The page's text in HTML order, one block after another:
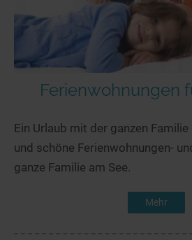
Ferienwohnungen
Ein Urlaub mit der ganzen
und schöne Ferienwohnungen-
ganze Familie am See.
Mehr